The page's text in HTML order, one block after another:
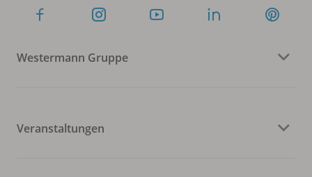
Westermann Gruppe
Veranstaltungen